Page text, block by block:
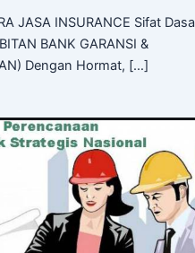
JASA INSURANCE Sifat
BANK GARANSI &
Dengan Hormat, […]